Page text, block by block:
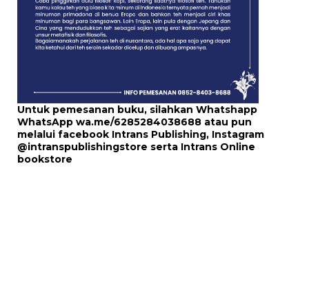
Untuk pemesanan buku, silahkan Whatshapp
WhatsApp wa.me/6285284038688 atau pun
melalui facebook Intrans Publishing, Instagram
@intranspublishingstore serta Intrans Online
bookstore